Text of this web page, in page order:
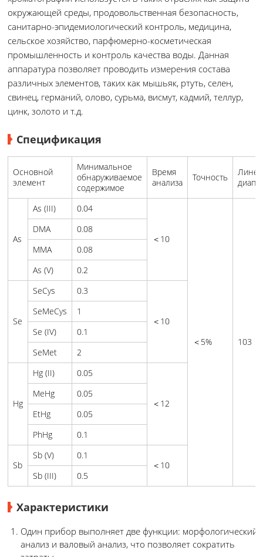
окружающей среды, продовольственная безопасность,
санитарно-эпидемиологический контроль, медицина,
сельское хозяйство, парфюмерно-косметическая
промышленность и контроль качества воды. Данная
аппаратура позволяет проводить измерения состава
различных элементов, таких как мышьяк, ртуть, селен,
свинец, германий, олово, сурьма, висмут, кадмий, теллур,
цинк, золото и т.д.
Спецификация
Основной
элемент
Минимальное
обнаруживаемое
содержимое
Время
анализа
Точность
As
As (III) 0.04
＜10
＜5% 103
DMA
0.08
MMA
0.08
As (V)
0.2
Se
SeCys 0.3
＜10
SeMeCys
1
Se (IV)
0.1
SeMet
2
Hg
Hg (II) 0.05
＜12
MeHg
0.05
EtHg
0.05
PhHg
0.1
Sb
Sb (V)
0.1
＜10
Sb (III)
0.5
Характеристики
Один прибор выполняет две функции: морфологический
анализ и валовый анализ, что позволяет сократить